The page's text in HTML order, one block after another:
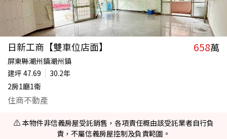
日新工商【雙車位店面】 658萬
屏東縣潮州鎮潮州鎮
建坪 47.69
30.2年
2房1廳1衛
住商不動產
⚠️ 本物件非信義房屋受託銷售，各項責任概由該受託業者自行負
責，不屬信義房屋控制及負責範圍。